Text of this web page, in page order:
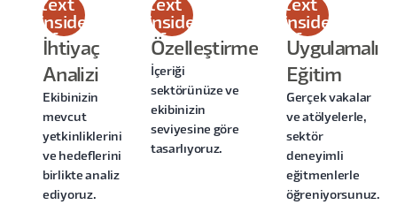
text
inside
of a
div
block.
İhtiyaç
Analizi
Ekibinizin
mevcut
yetkinliklerini
ve hedeflerini
birlikte analiz
ediyoruz.
text
inside
of a
div
block.
Özelleştirme
İçeriği
sektörünüze ve
ekibinizin
seviyesine göre
tasarlıyoruz.
text
inside
of a
div
block.
Uygulamalı
Eğitim
Gerçek vakalar
ve atölyelerle,
sektör
deneyimli
eğitmenlerle
öğreniyorsunuz.